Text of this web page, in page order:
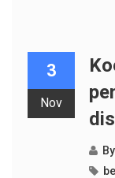
3
Nov
By